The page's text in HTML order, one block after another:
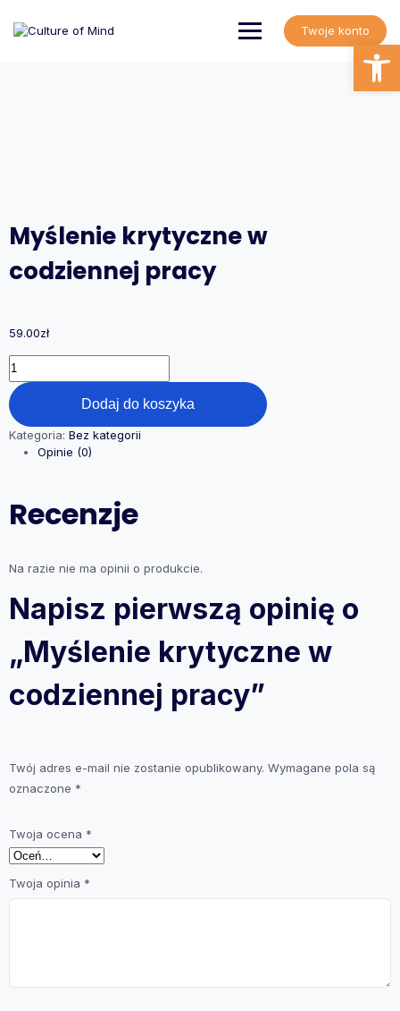
content
Twoje konto
Myślenie krytyczne w
codziennej pracy
59.00zł
ilość
Myślenie
krytyczne
w
codziennej
pracy
Dodaj do koszyka
Kategoria: Bez kategorii
Opinie (0)
Recenzje
Na razie nie ma opinii o produkcie.
Napisz pierwszą opinię o
„Myślenie krytyczne w
codziennej pracy”
Twój adres e-mail nie zostanie opublikowany. Wymagane pola są
oznaczone *
Twoja ocena *
Twoja opinia *